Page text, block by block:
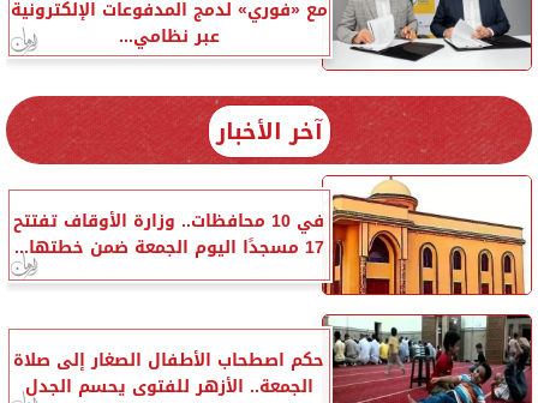
مع «فوري» لدمج المدفوعات الإلكترونية
عبر نظامي...
آخر الأخبار
في 10 محافظات.. وزارة الأوقاف تفتتح
17 مسجدًا اليوم الجمعة ضمن خطتها...
حكم اصطحاب الأطفال الصغار إلى صلاة
الجمعة.. الأزهر للفتوى يحسم الجدل